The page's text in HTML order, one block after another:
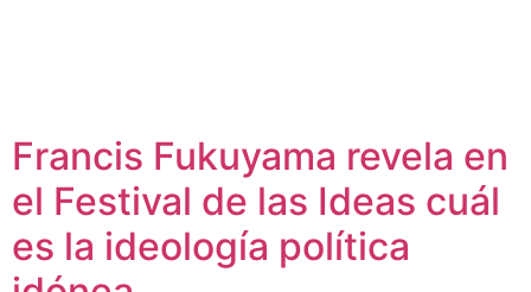
Francis Fukuyama revela en
el Festival de las Ideas cuál
es la ideología política